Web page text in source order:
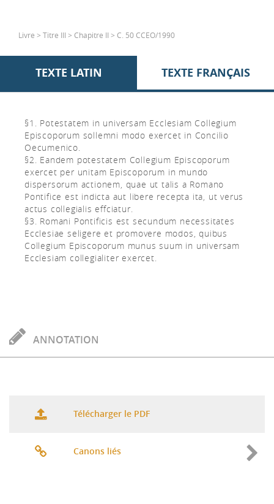
Livre > Titre III > Chapitre II > C. 50 CCEO/1990
TEXTE LATIN TEXTE FRANÇAIS
§1. Potestatem in universam Ecclesiam Collegium
Episcoporum sollemni modo exercet in Concilio
Oecumenico.
§2. Eandem potestatem Collegium Episcoporum
exercet per unitam Episcoporum in mundo
dispersorum actionem, quae ut talis a Romano
Pontifice est indicta aut libere recepta ita, ut verus
actus collegialis effciatur.
§3. Romani Pontificis est secundum necessitates
Ecclesiae seligere et promovere modos, quibus
Collegium Episcoporum munus suum in universam
Ecclesiam collegialiter exercet.
ANNOTATION
Télécharger le PDF
Canons liés